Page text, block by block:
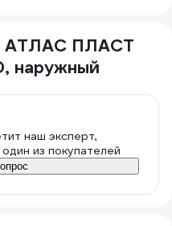
АТЛАС ПЛАСТ
наружный
наш эксперт,
из покупателей